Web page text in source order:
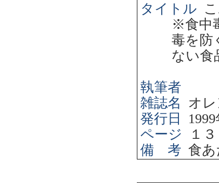
タイトル
※食中
毒を防
ない食
執筆者
雑誌名
オ
発行日
1999
ページ
１
備 考 食あ